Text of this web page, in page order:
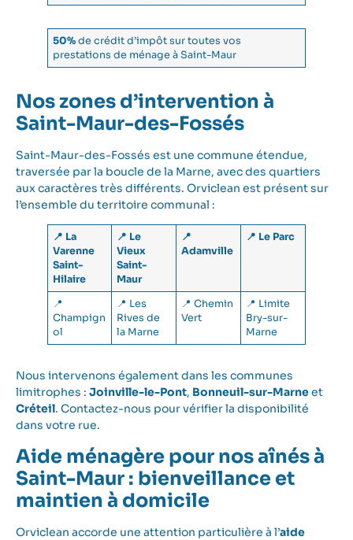
50%de crédit d’impôt sur toutes vos
prestations de ménage à Saint-Maur
Nos zones d’intervention à
Saint-Maur-des-Fossés
Saint-Maur-des-Fossés est une commune étendue,
traversée par la boucle de la Marne, avec des quartiers
aux caractères très différents. Orviclean est présent sur
l’ensemble du territoire communal :
📍 La
Varenne
Saint-
Hilaire
📍 Le
Vieux
Saint-
Maur
📍
Adamville
📍 Le Parc
📍
Champign
ol
📍 Les
Rives de
la Marne
📍 Chemin
Vert
📍 Limite
Bry-sur-
Marne
Nous intervenons également dans les communes
limitrophes : Joinville-le-Pont, Bonneuil-sur-Marneet
Créteil. Contactez-nous pour vérifier la disponibilité
dans votre rue.
Aide ménagère pour nos aînés à
Saint-Maur : bienveillance et
maintien à domicile
Orviclean accorde une attention particulière à l’aide